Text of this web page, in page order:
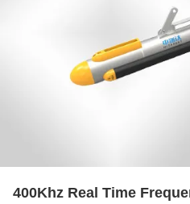
400Khz Real Time